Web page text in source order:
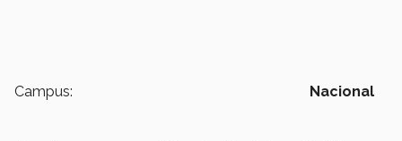
Campus: Nacional